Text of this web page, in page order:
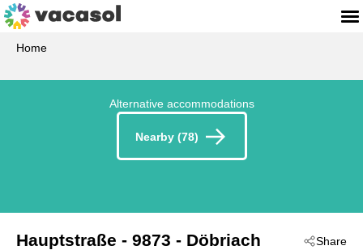
Home
Alternative accommodations
Nearby (78)
Share
Hauptstraße - 9873 - Döbriach